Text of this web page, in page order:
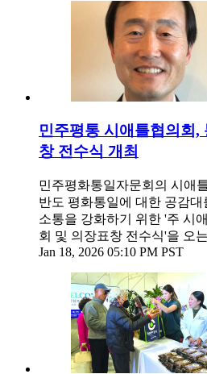
민주평통 시애틀협의회,
창 전수식 개최
민주평화통일자문회의 시애
반도 평화통일에 대한 공감
소통을 강화하기 위한 '주 시
회 및 의장표창 전수식'을 오
Jan 18, 2026 05:10 PM PST